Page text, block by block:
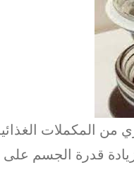
من المكملات
قدرة الجسم